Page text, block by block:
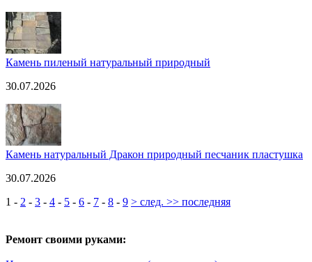
Камень пиленый натуральный природный
30.07.2026
Камень натуральный Дракон природный песчаник пластушка
30.07.2026
1 - 2 - 3 - 4 - 5 - 6 - 7 - 8 - 9 > след. >> последняя
Ремонт своими руками: